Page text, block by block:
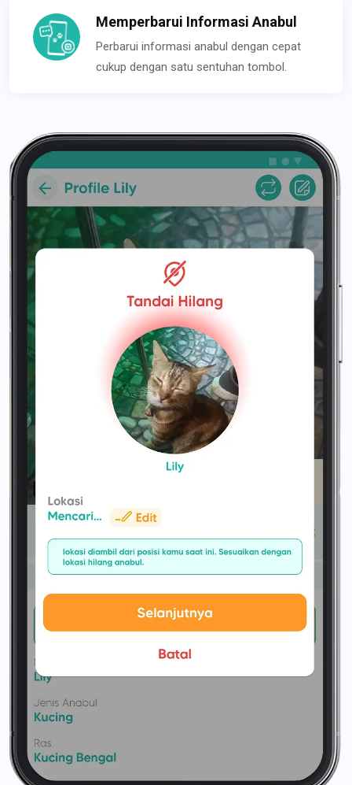
Memperbarui Informasi Anabul
Perbarui informasi anabul dengan cepat
cukup dengan satu sentuhan tombol.